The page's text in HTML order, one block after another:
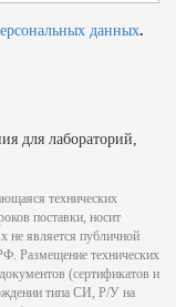
данных.
для лабораторий,
технических
поставки, носит
не является публичной
Размещение технических
(сертификатов и
типа СИ, Р/У на